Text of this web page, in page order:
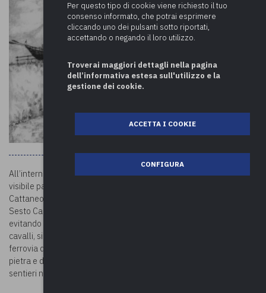
All’interno della brughiera della frazione Coarezza è ancora
visibile parte dell’
Cattaneo. Il tracciato collegava Lonate Pozzolo con l’alzaia di
Sesto Calende e aveva lo scopo di far risalire le barche dal Ticino
evitando le rapide. Le imbarcazioni, caricate su carri trainati da
cavalli, si muovevano su una via ferrata a binari. Dell’antica
ferrovia delle barche resta parte del percorso in trincea, cippi in
pietra e diversi ponti, di cui alcuni ancora intatti e ora inglobati nei
sentieri naturalistici del Parco Naturale del Ticino.
Per questo tipo di cookie viene richiesto il tuo
consenso informato, che potrai esprimere
cliccando uno dei pulsanti sotto riportati,
accettando o negando il loro utilizzo.
Troverai maggiori dettagli nella pagina
dell’informativa estesa sull'utilizzo e la
gestione dei cookie.
ACCETTA I COOKIE
CONFIGURA